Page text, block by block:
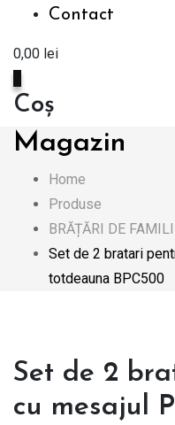
Contact
0,00 lei
Coș
Magazin
Home
Produse
BRĂȚĂRI DE
Set de 2 bratari
totdeauna BPC500
Set de 2
cu mesajul